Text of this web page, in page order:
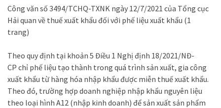
Công văn số 3494/TCHQ-TXNK ngày 12/7/2021 của Tổng cục
Hải quan về thuế xuất khẩu đối với phế liệu xuất khẩu (1
trang)
Theo quy định tại khoản 5 Điều 1 Nghị định 18/2021/NĐ-
CP chỉ phế liệu tạo thành trong quá trình sản xuất, gia công
xuất khẩu từ hàng hóa nhập khẩu được miễn thuế xuất khẩu.
Theo đó, trường hợp doanh nghiệp nhập khẩu nguyên liệu
theo loại hình A12 (nhập kinh doanh) để sản xuất sản phẩm